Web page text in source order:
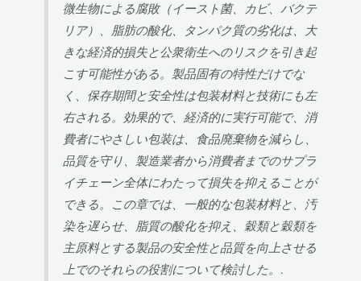
微生物による腐敗（イースト菌、カビ、バクテ
リア）、脂肪の酸化、タンパク質の劣化は、大
きな経済的損失と公衆衛生へのリスクを引き起
こす可能性がある。製品固有の特性だけでな
く、保存期間と安全性は包装材料と技術にも左
右される。効果的で、経済的に実行可能で、消
費者にやさしい包装は、食品廃棄物を減らし、
品質を守り、製造業者から消費者までのサプラ
イチェーン全体にわたって損失を抑えることが
できる。この章では、一般的な包装材料と、汚
染を遅らせ、脂質の酸化を抑え、穀類と穀類を
主原料とする製品の安全性と品質を向上させる
上でのそれらの役割について検討した。.